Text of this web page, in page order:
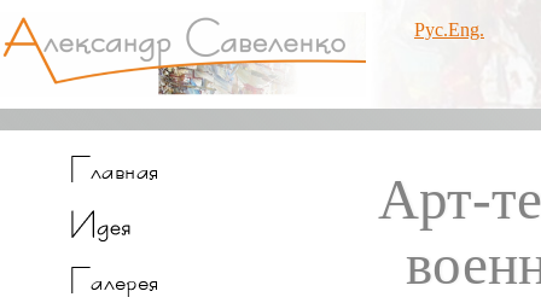
Рус.Eng.
Арт-